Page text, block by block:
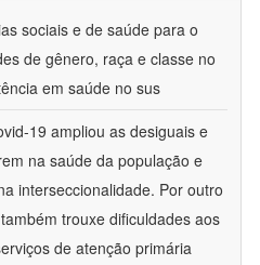
sociais e de saúde para o
de gênero, raça e classe no
em saúde no sus
19 ampliou as desiguais e
na saúde da população e
interseccionalidade. Por outro
trouxe dificuldades aos
de atenção primária